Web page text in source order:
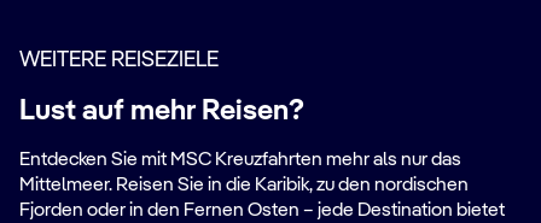
WEITERE REISEZIELE
Lust auf mehr Reisen?
Entdecken Sie mit MSC Kreuzfahrten mehr als nur das
Mittelmeer. Reisen Sie in die Karibik, zu den nordischen
Fjorden oder in den Fernen Osten – jede Destination bietet